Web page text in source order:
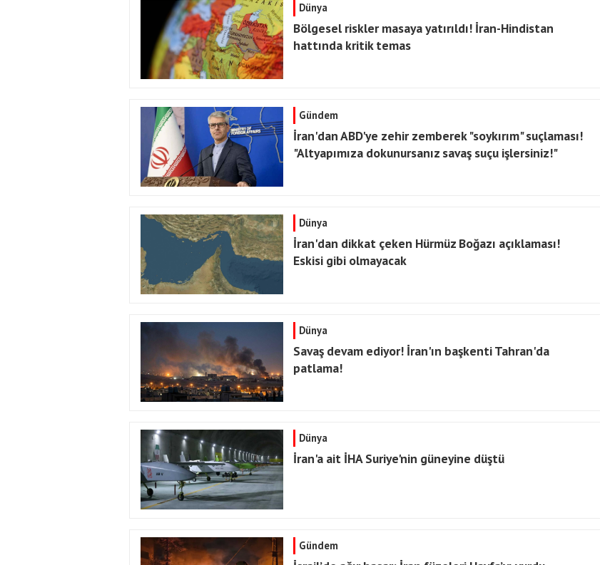
Dünya
Bölgesel riskler masaya yatırıldı! İran-Hindistan
hattında kritik temas
Gündem
İran'dan ABD'ye zehir zemberek "soykırım" suçlaması!
"Altyapımıza dokunursanız savaş suçu işlersiniz!"
Dünya
İran'dan dikkat çeken Hürmüz Boğazı açıklaması!
Eskisi gibi olmayacak
Dünya
Savaş devam ediyor! İran'ın başkenti Tahran'da
patlama!
Dünya
İran'a ait İHA Suriye'nin güneyine düştü
Gündem